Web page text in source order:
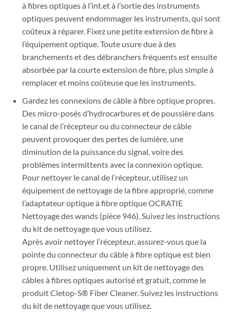
à fibres optiques à l’int.et à l’sortie des instruments
optiques peuvent endommager les instruments, qui sont
coûteux à réparer. Fixez une petite extension de fibre à
l’équipement optique. Toute usure due à des
branchements et des débranchers fréquents est ensuite
absorbée par la courte extension de fibre, plus simple à
remplacer et moins coûteuse que les instruments.
Gardez les connexions de câble à fibre optique propres.
Des micro-posés d’hydrocarbures et de poussière dans
le canal de l’récepteur ou du connecteur de câble
peuvent provoquer des pertes de lumière, une
diminution de la puissance du signal, voire des
problèmes intermittents avec la connexion optique.
Pour nettoyer le canal de l’récepteur, utilisez un
équipement de nettoyage de la fibre approprié, comme
l’adaptateur optique à fibre optique OCRATIE
Nettoyage des wands (pièce 946). Suivez les instructions
du kit de nettoyage que vous utilisez.
Après avoir nettoyer l’récepteur, assurez-vous que la
pointe du connecteur du câble à fibre optique est bien
propre. Utilisez uniquement un kit de nettoyage des
câbles à fibres optiques autorisé et gratuit, comme le
produit Cletop-S® Fiber Cleaner. Suivez les instructions
du kit de nettoyage que vous utilisez.